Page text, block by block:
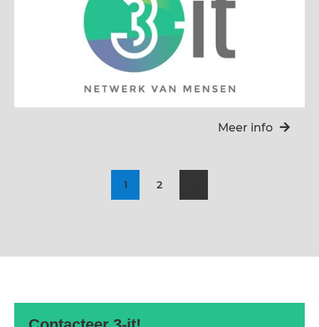
Meer info
1 2